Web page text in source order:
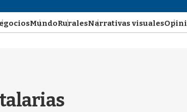
MundoRuralesNarrativas visuales